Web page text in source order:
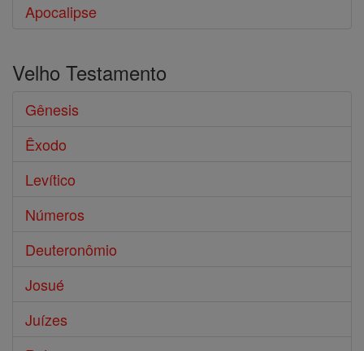
Apocalipse
Velho Testamento
Gênesis
Êxodo
Levítico
Números
Deuteronômio
Josué
Juízes